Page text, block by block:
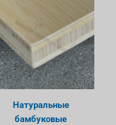
Натуральные
бамбуковые